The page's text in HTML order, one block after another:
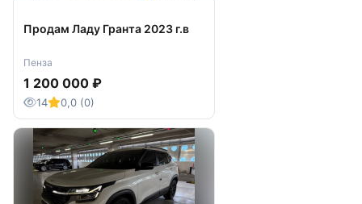
Продам Ладу Гранта 2023 г.в
Пенза
1 200 000 ₽
14 0,0 (0)